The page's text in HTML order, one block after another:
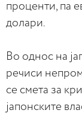
проценти, па
долари.
Во однос на
речиси
се смета за
јапонските